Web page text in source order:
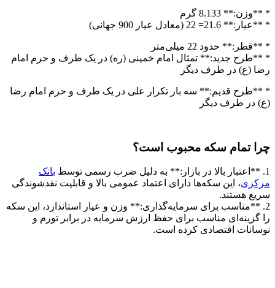
* **وزن:** 8.133 گرم
* **عیار:** 21.6= 22 (معادل عیار 900 جهانی)
* **قطر:** حدود 22 میلی‌متر
* **طرح جدید:** تمثال امام خمینی (ره) در یک طرف و حرم امام
رضا (ع) در طرف دیگر
* **طرح قدیم:** سه بار تکرار علی در یک طرف و حرم امام رضا
(ع) در طرف دیگر
چرا تمام سکه محبوب است؟
1. **اعتبار بالا در بازار:** به دلیل ضرب رسمی توسط
بانک
مرکزی، این سکه‌ها دارای اعتماد عمومی بالا و قابلیت نقدشوندگی
سریع هستند.
2. **مناسب برای سرمایه‌گذاری:** وزن و عیار استاندارد، این سکه
را گزینه‌ای مناسب برای حفظ ارزش سرمایه در برابر تورم و
نوسانات اقتصادی کرده است.